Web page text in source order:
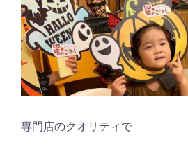
専門店のクオリティで